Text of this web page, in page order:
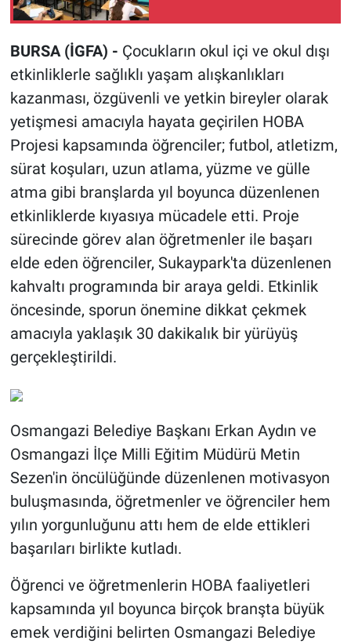
BURSA (İGFA) - Çocukların okul içi ve okul dışı
etkinliklerle sağlıklı yaşam alışkanlıkları
kazanması, özgüvenli ve yetkin bireyler olarak
yetişmesi amacıyla hayata geçirilen HOBA
Projesi kapsamında öğrenciler; futbol, atletizm,
sürat koşuları, uzun atlama, yüzme ve gülle
atma gibi branşlarda yıl boyunca düzenlenen
etkinliklerde kıyasıya mücadele etti. Proje
sürecinde görev alan öğretmenler ile başarı
elde eden öğrenciler, Sukaypark'ta düzenlenen
kahvaltı programında bir araya geldi. Etkinlik
öncesinde, sporun önemine dikkat çekmek
amacıyla yaklaşık 30 dakikalık bir yürüyüş
gerçekleştirildi.
Osmangazi Belediye Başkanı Erkan Aydın ve
Osmangazi İlçe Milli Eğitim Müdürü Metin
Sezen'in öncülüğünde düzenlenen motivasyon
buluşmasında, öğretmenler ve öğrenciler hem
yılın yorgunluğunu attı hem de elde ettikleri
başarıları birlikte kutladı.
Öğrenci ve öğretmenlerin HOBA faaliyetleri
kapsamında yıl boyunca birçok branşta büyük
emek verdiğini belirten Osmangazi Belediye